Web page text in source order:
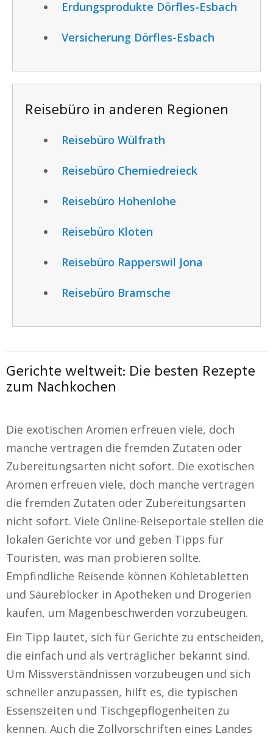
Erdungsprodukte Dörfles-Esbach
Versicherung Dörfles-Esbach
Reisebüro in anderen Regionen
Reisebüro Wülfrath
Reisebüro Chemiedreieck
Reisebüro Hohenlohe
Reisebüro Kloten
Reisebüro Rapperswil Jona
Reisebüro Bramsche
Gerichte weltweit: Die besten Rezepte
zum Nachkochen
Die exotischen Aromen erfreuen viele, doch
manche vertragen die fremden Zutaten oder
Zubereitungsarten nicht sofort. Die exotischen
Aromen erfreuen viele, doch manche vertragen
die fremden Zutaten oder Zubereitungsarten
nicht sofort. Viele Online-Reiseportale stellen die
lokalen Gerichte vor und geben Tipps für
Touristen, was man probieren sollte.
Empfindliche Reisende können Kohletabletten
und Säureblocker in Apotheken und Drogerien
kaufen, um Magenbeschwerden vorzubeugen.
Ein Tipp lautet, sich für Gerichte zu entscheiden,
die einfach und als verträglicher bekannt sind.
Um Missverständnissen vorzubeugen und sich
schneller anzupassen, hilft es, die typischen
Essenszeiten und Tischgepflogenheiten zu
kennen. Auch die Zollvorschriften eines Landes